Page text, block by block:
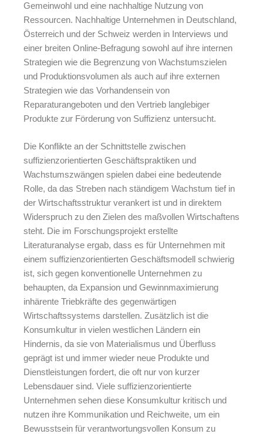
Gemeinwohl und eine nachhaltige Nutzung von
Ressourcen. Nachhaltige Unternehmen in Deutschland,
Österreich und der Schweiz werden in Interviews und
einer breiten Online-Befragung sowohl auf ihre internen
Strategien wie die Begrenzung von Wachstumszielen
und Produktionsvolumen als auch auf ihre externen
Strategien wie das Vorhandensein von
Reparaturangeboten und den Vertrieb langlebiger
Produkte zur Förderung von Suffizienz untersucht.
Die Konflikte an der Schnittstelle zwischen
suffizienzorientierten Geschäftspraktiken und
Wachstumszwängen spielen dabei eine bedeutende
Rolle, da das Streben nach ständigem Wachstum tief in
der Wirtschaftsstruktur verankert ist und in direktem
Widerspruch zu den Zielen des maßvollen Wirtschaftens
steht. Die im Forschungsprojekt erstellte
Literaturanalyse ergab, dass es für Unternehmen mit
einem suffizienzorientierten Geschäftsmodell schwierig
ist, sich gegen konventionelle Unternehmen zu
behaupten, da Expansion und Gewinnmaximierung
inhärente Triebkräfte des gegenwärtigen
Wirtschaftssystems darstellen. Zusätzlich ist die
Konsumkultur in vielen westlichen Ländern ein
Hindernis, da sie von Materialismus und Überfluss
geprägt ist und immer wieder neue Produkte und
Dienstleistungen fordert, die oft nur von kurzer
Lebensdauer sind. Viele suffizienzorientierte
Unternehmen sehen diese Konsumkultur kritisch und
nutzen ihre Kommunikation und Reichweite, um ein
Bewusstsein für verantwortungsvollen Konsum zu